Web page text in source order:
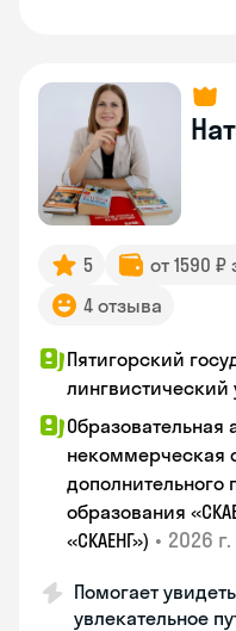
5 от 1590 ₽
4 отзыва
Пятигорский
лингвистический
Образовательная
некоммерческая
дополнительного
образования
«СКАЕНГ») • 2026 г.
Помогает
увлекательное